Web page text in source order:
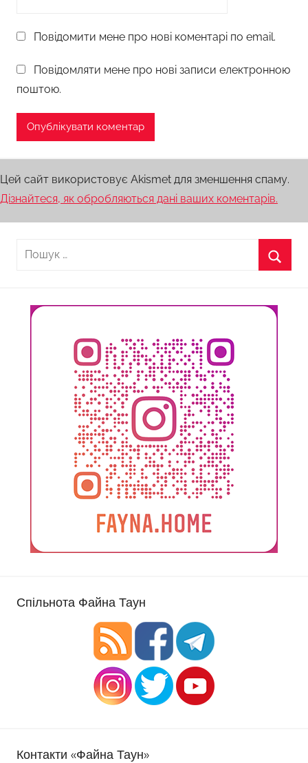
Повідомити мене про нові коментарі по email.
Повідомляти мене про нові записи електронною
поштою.
Цей сайт використовує Akismet для зменшення спаму.
Дізнайтеся, як обробляються дані ваших коментарів.
Пошук:
Спільнота Файна Таун
Контакти «Файна Таун»